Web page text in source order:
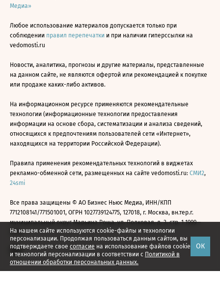
На нашем сайте используются cookie-файлы и технологии
персонализации. Продолжая пользоваться данным сайтом, вы
подтверждаете свое согласие на использование файлов cookie
и технологий персонализации в соответствии с Политикой в
отношении обработки персональных данных.
ОК
Медиа»
Любое использование материалов допускается только при
соблюдении правил перепечатки и при наличии гиперссылки на
vedomosti.ru
Новости, аналитика, прогнозы и другие материалы, представленные
на данном сайте, не являются офертой или рекомендацией к покупке
или продаже каких-либо активов.
На информационном ресурсе применяются рекомендательные
технологии (информационные технологии предоставления
информации на основе сбора, систематизации и анализа сведений,
относящихся к предпочтениям пользователей сети «Интернет»,
находящихся на территории Российской Федерации).
Правила применения рекомендательных технологий в виджетах
рекламно-обменной сети, размещенных на сайте vedomosti.ru: СМИ2,
24smi
Все права защищены © АО Бизнес Ньюс Медиа, ИНН/КПП
7712108141/771501001, ОГРН 1027739124775, 127018, г. Москва, вн.тер.г.
муниципальный округ Марьина Роща, ул. Полковая, д. 3, стр. 1 1999—
2026